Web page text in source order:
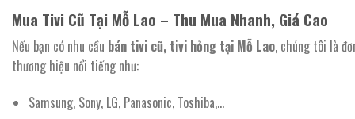
Mua Tivi Cũ Tại Mỗ Lao – Thu Mua Nhanh, Giá Cao
Nếu bạn có nhu cầu bán tivi cũ, tivi hỏng tại Mỗ Lao, chúng tôi là
thương hiệu nổi tiếng như:
Samsung, Sony, LG, Panasonic, Toshiba,…